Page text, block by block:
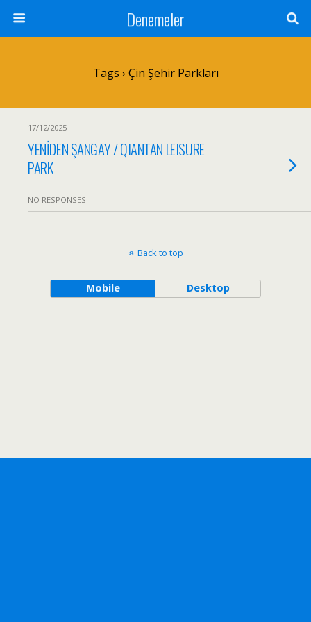
Denemeler
Tags › Çin Şehir Parkları
17/12/2025
YENİDEN ŞANGAY / QIANTAN LEISURE
PARK
NO RESPONSES
Back to top
Mobile Desktop